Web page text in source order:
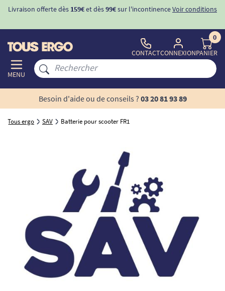
Livraison offerte dès 159€et dès99€sur l'incontinenceVoir conditions
MENU
CONTACTCONNEXION
0
PANIER
Besoin d'aide ou de conseils ? 03 20 81 93 89
Tous ergo SAV Batterie pour scooter FR1